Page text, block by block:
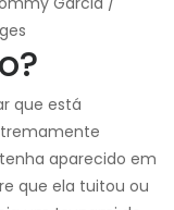
que está
aparecido em
que ela tuitou ou